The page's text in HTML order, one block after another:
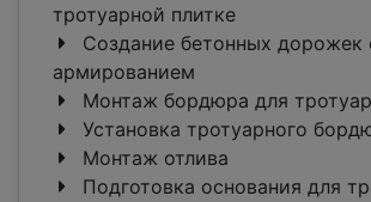
тротуарной плитке
Создание бетонных дорожек
армированием
Монтаж бордюра для
Установка тротуарного
Монтаж отлива
Подготовка основания для